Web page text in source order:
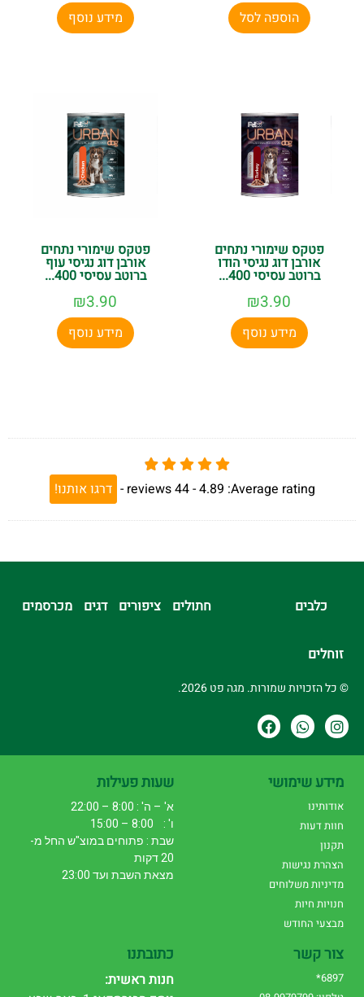
הוספה לסל מידע נוסף
פטקס שימורי נתחים
אורבן דוג נגיסי הודו
ברוטב עסיסי 400...
₪3.90
מידע נוסף
פטקס שימורי נתחים
אורבן דוג נגיסי עוף
ברוטב עסיסי 400...
₪3.90
מידע נוסף
Average rating:
4.89 -
44
reviews
- דרגו אותנו!
כלבים חתולים ציפורים דגים מכרסמים
זוחלים
© כל הזכויות שמורות. מגה פט 2026.
מידע שימושי
אודותינו
חוות דעות
תקנון
הצהרת נגישות
מדיניות משלוחים
חנויות חיות
מבצעי החודש
שעות פעילות
א' – ה' : 8:00 – 22:00
ו' : 8:00 – 15:00
שבת : פתוחים במוצ"ש החל מ-
20 דקות
מצאת השבת ועד 23:00
צור קשר
6897*
כתובתנו
חנות ראשית: